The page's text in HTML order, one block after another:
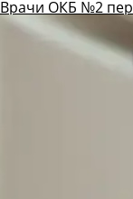
Врачи ОКБ №2